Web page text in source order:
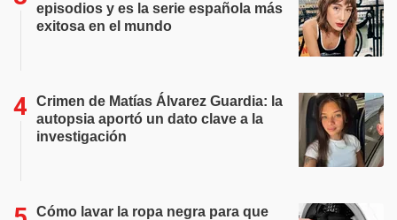
episodios y es la serie española más
exitosa en el mundo
Crimen de Matías Álvarez Guardia: la
autopsia aportó un dato clave a la
investigación
Cómo lavar la ropa negra para que